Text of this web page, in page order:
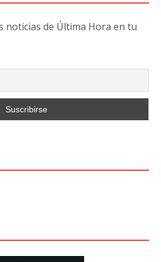
noticias de Última Hora en tu